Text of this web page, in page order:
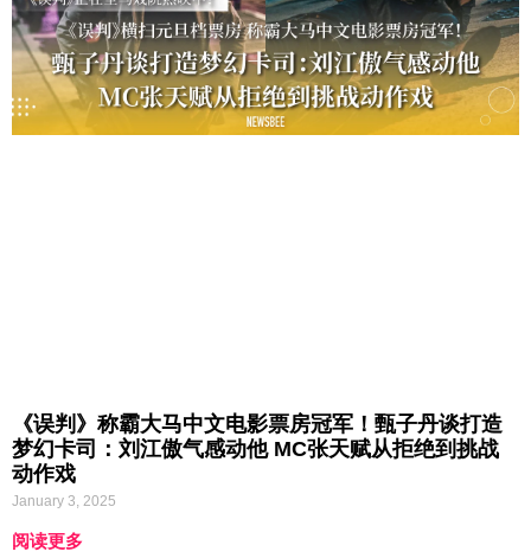
《误判》称霸大马中文电影票房冠军！甄子丹谈打造
梦幻卡司：刘江傲气感动他 MC张天赋从拒绝到挑战
动作戏
January 3, 2025
阅读更多